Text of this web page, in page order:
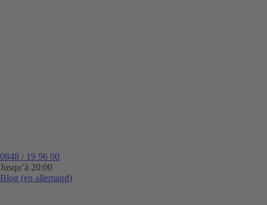
0848 / 19 96 00
Jusqu’à 20:00
Blog (en allemand)